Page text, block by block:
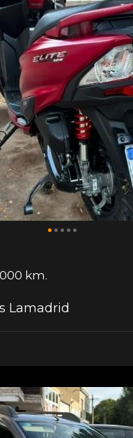
km.
Lamadrid